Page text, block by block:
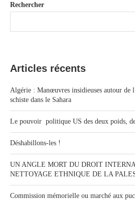
Rechercher
Articles récents
Algérie : Manœuvres insidieuses autour de
schiste dans le Sahara
Le pouvoir politique US des deux poids,
Déshabillons-les !
UN ANGLE MORT DU DROIT
NETTOYAGE ETHNIQUE DE LA
Commission mémorielle ou marché aux